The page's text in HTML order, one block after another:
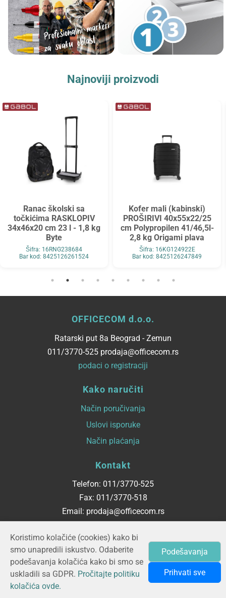
Najnoviji proizvodi
Ranac školski sa
točkićima RASKLOPIV
34x46x20 cm 23 l - 1,8 kg
Byte
Šifra: 16RNG238684
Bar kod: 8425126261524
Kofer mali (kabinski)
PROŠIRIVI 40x55x22/25
cm Polypropilen 41/46,5l-
2,8 kg Origami plava
Šifra: 16KG124922E
Bar kod: 8425126247849
OFFICECOM d.o.o.
Ratarski put 8a Beograd - Zemun
011/3770-525 prodaja@officecom.rs
podaci o registraciji
Kako naručiti
Način poručivanja
Uslovi isporuke
Način plaćanja
Kontakt
Telefon: 011/3770-525
Fax: 011/3770-518
Email: prodaja@officecom.rs
Radno vreme
ponedeljak - petak
08:00 do 16:00
Koristimo kolačiće (cookies) kako bi
smo unapredili iskustvo. Odaberite
podešavanja kolačića kako bi smo se
uskladili sa GDPR. Pročitajte politiku
kolačića ovde.
Podešavanja
Prihvati sve